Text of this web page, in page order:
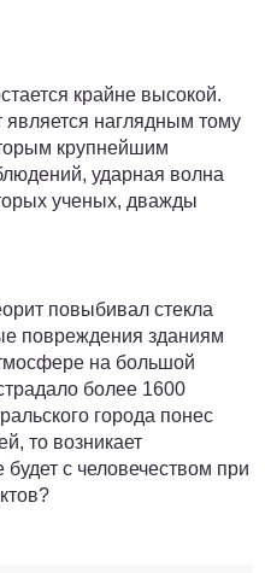
крайне высокой.
является наглядным тому
крупнейшим
ударная волна
ученых, дважды
повыбивал стекла
повреждения зданиям
на большой
более 1600
города понес
то возникает
с человечеством при